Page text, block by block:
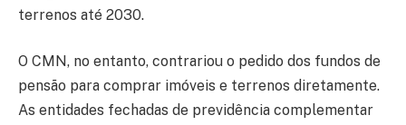
terrenos até 2030.
O CMN, no entanto, contrariou o pedido dos fundos de
pensão para comprar imóveis e terrenos diretamente.
As entidades fechadas de previdência complementar